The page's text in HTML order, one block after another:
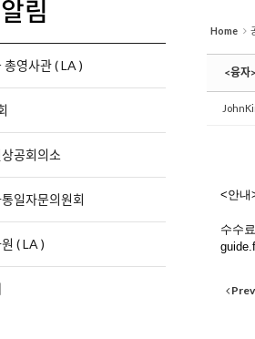
림
총영사관 ( LA )
공회의소
일자문의원회
( LA )
Home
<융자
<안내
수수
Prev